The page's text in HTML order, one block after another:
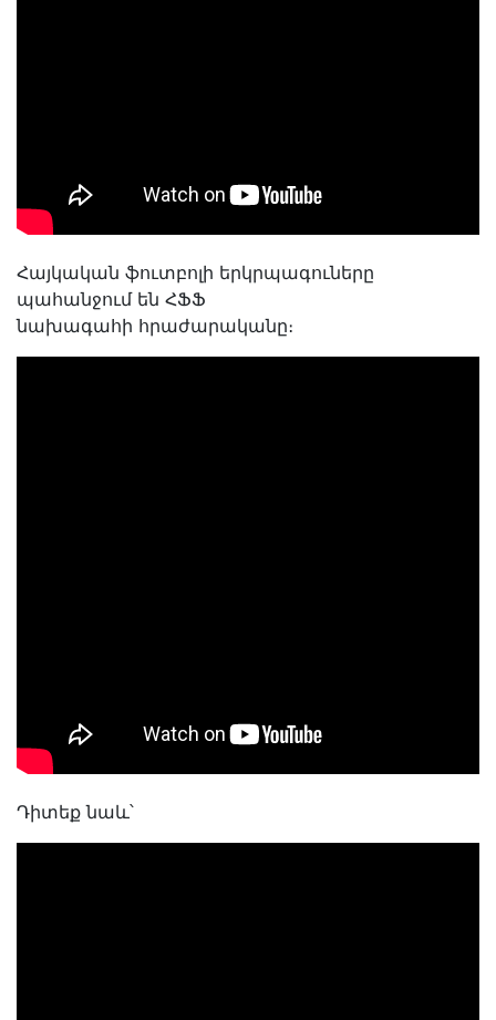
Հայկական ֆուտբոլի երկրպագուները
պահանջում են ՀՖՖ
նախագահի հրաժարականը։
Դիտեք նաև՝